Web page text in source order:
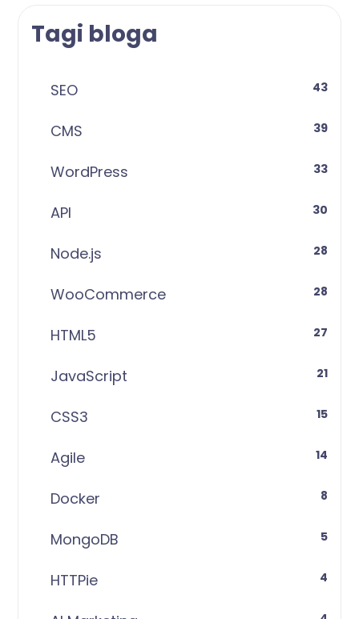
Tagi bloga
SEO 43
CMS 39
WordPress 33
API 30
Node.js 28
WooCommerce 28
HTML5 27
JavaScript 21
CSS3 15
Agile 14
Docker 8
MongoDB 5
HTTPie 4